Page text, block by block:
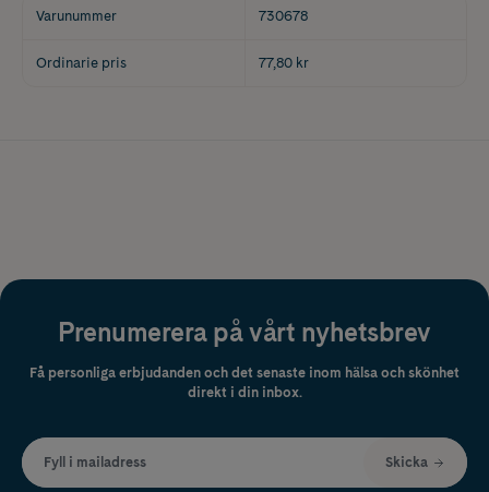
Varunummer 730678
Ordinarie pris 77,80 kr
Prenumerera på vårt nyhetsbrev
Få personliga erbjudanden och det senaste inom hälsa och skönhet
direkt i din inbox.
Fyll i mailadress Skicka